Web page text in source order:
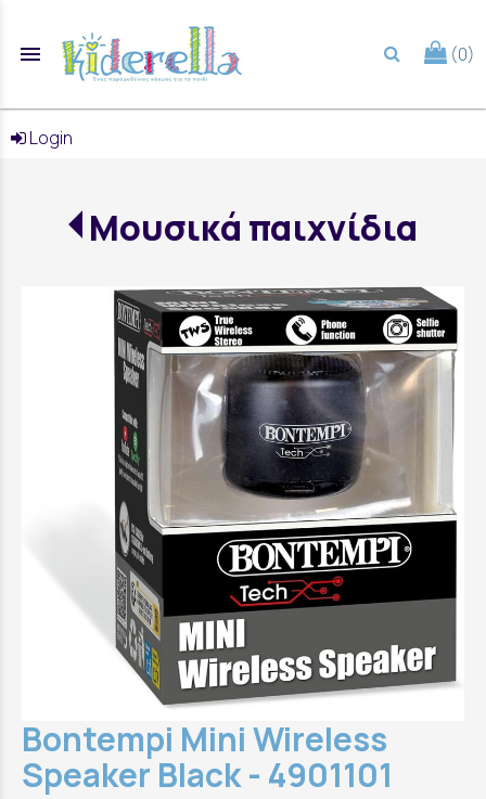
menu (0)
Login
Μουσικά παιχνίδια
Bontempi Mini Wireless
Speaker Black - 4901101